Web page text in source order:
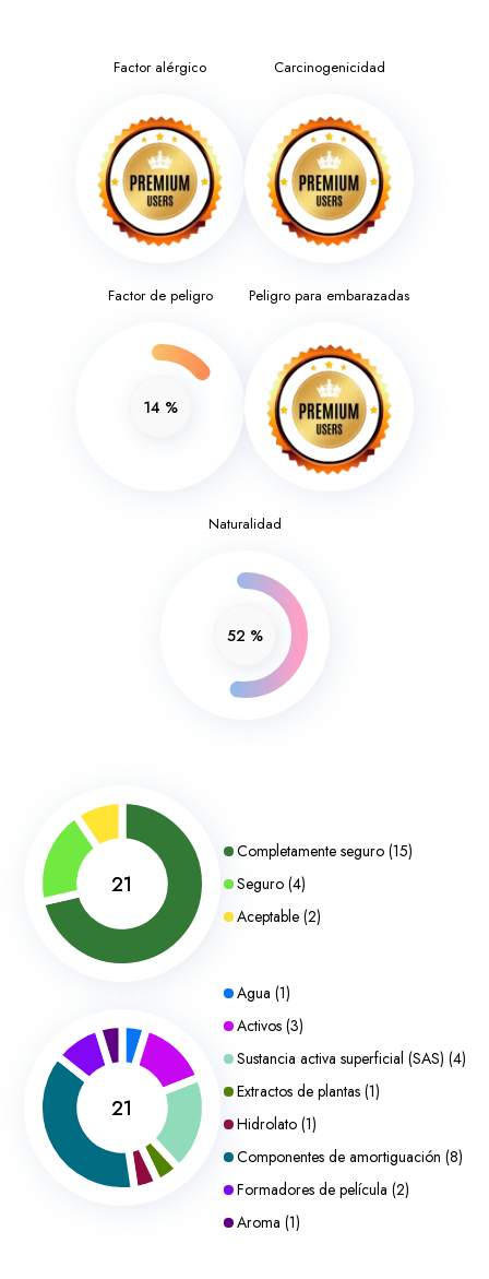
Factor alérgico Carcinogenicidad
Factor de peligro
14 %
Peligro para embarazadas
Naturalidad
52 %
21
Completamente seguro(15)
Seguro(4)
Aceptable(2)
21
Agua (1)
Activos(3)
Sustancia activa superficial (SAS) (4)
Extractos de plantas(1)
Hidrolato(1)
Componentes de amortiguación (8)
Formadores de película (2)
Aroma (1)